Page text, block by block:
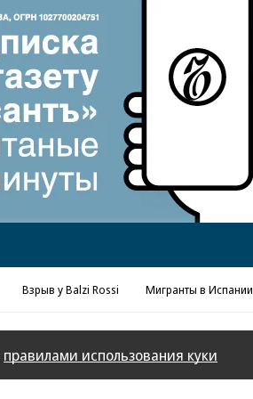
Взрыв у Balzi Rossi Мигранты в Испании
правилами использования куки